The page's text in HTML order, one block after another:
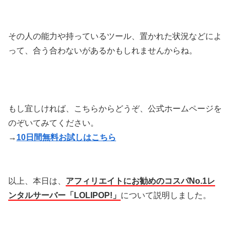
その人の能力や持っているツール、置かれた状況などによ
って、合う合わないがあるかもしれませんからね。
もし宜しければ、こちらからどうぞ、公式ホームページを
のぞいてみてください。
→ 10日間無料お試しはこちら
以上、本日は、 アフィリエイトにお勧めのコスパNo.1レ
ンタルサーバー「LOLIPOP!」 について説明しました。